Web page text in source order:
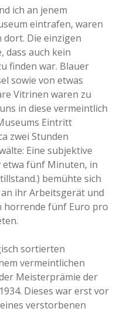
ich an jenem
eintrafen, waren
dort. Die einzigen
dass auch kein
finden war. Blauer
sowie von etwas
Vitrinen waren zu
in diese vermeintlich
Eintritt
zwei Stunden
Eine subjektive
etwa fünf Minuten, in
bemühte sich
ihr Arbeitsgerät und
horrende fünf Euro pro
sortierten
vermeintlichen
Meisterprämie der
Dieses war erst vor
verstorbenen